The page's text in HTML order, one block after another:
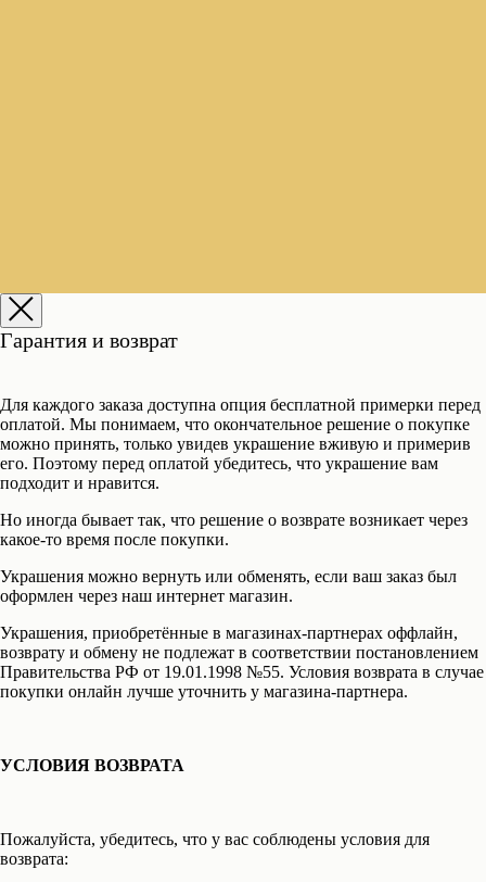
Гарантия и возврат
Для каждого заказа доступна опция бесплатной примерки перед
оплатой. Мы понимаем, что окончательное решение о покупке
можно принять, только увидев украшение вживую и примерив
его. Поэтому перед оплатой убедитесь, что украшение вам
подходит и нравится.
Но иногда бывает так, что решение о возврате возникает через
какое-то время после покупки.
Украшения можно вернуть или обменять, если ваш заказ был
оформлен через наш интернет магазин.
Украшения, приобретённые в магазинах-партнерах оффлайн,
возврату и обмену не подлежат в соответствии постановлением
Правительства РФ от 19.01.1998 №55. Условия возврата в случае
покупки онлайн лучше уточнить у магазина-партнера.
УСЛОВИЯ ВОЗВРАТА
Пожалуйста, убедитесь, что у вас соблюдены условия для
возврата: